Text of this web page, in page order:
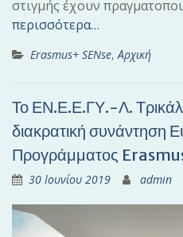
στιγμής έχουν
περισσότερα…
Erasmus+ SENse, Αρχική
Το ΕΝ.Ε.Ε.ΓΥ.-Λ.
διακρατική συνάντηση
Προγράμματος
30 Ιουνίου 2019 admin